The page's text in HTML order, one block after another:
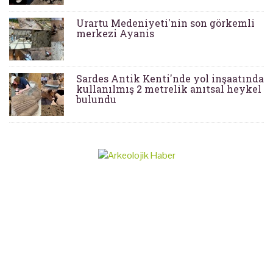
Urartu Medeniyeti'nin son görkemli
merkezi Ayanis
Sardes Antik Kenti'nde yol inşaatında
kullanılmış 2 metrelik anıtsal heykel
bulundu